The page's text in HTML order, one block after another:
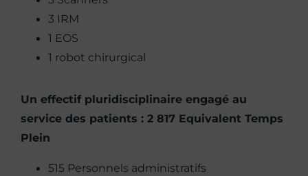
3 IRM
1 EOS
1 robot chirurgical
Un effectif pluridisciplinaire engagé au
service des patients : 2 817 Equivalent Temps
Plein
515 Personnels administratifs